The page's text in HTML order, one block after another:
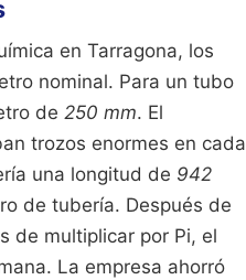
en Tarragona, los
nominal. Para un tubo
de 250 mm. El
trozos enormes en cada
una longitud de 942
de tubería. Después de
de multiplicar por Pi, el
La empresa ahorró